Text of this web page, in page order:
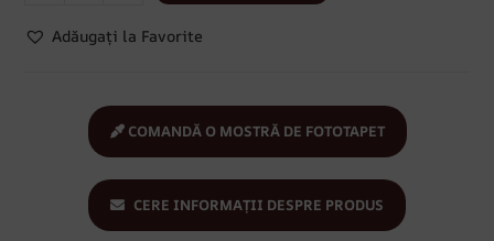
Adăugați la Favorite
COMANDĂ O MOSTRĂ DE FOTOTAPET
CERE INFORMAȚII DESPRE PRODUS